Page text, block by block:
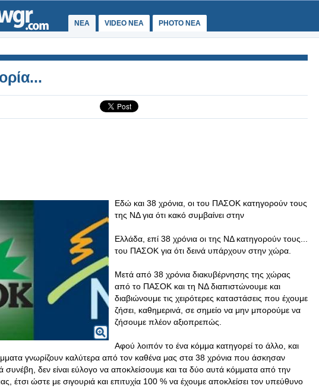
ΝΕΑ VIDEO NEA PHOTO NEA
Εδώ και 38 χρόνια, οι του ΠΑΣΟΚ κατηγορούν τους
της ΝΔ για ότι κακό συμβαίνει στην
Ελλάδα, επί 38 χρόνια οι της ΝΔ κατηγορούν τους...
του ΠΑΣΟΚ για ότι δεινά υπάρχουν στην χώρα.
Μετά από 38 χρόνια διακυβέρνησης της χώρας
από το ΠΑΣΟΚ και τη ΝΔ διαπιστώνουμε και
διαβιώνουμε τις χειρότερες καταστάσεις που έχουμε
ζήσει, καθημερινά, σε σημείο να μην μπορούμε να
ζήσουμε πλέον αξιοπρεπώς.
Αφού λοιπόν το ένα κόμμα κατηγορεί το άλλο, και
γνωρίζουν καλύτερα από τον καθένα μας στα 38 χρόνια που άσκησαν
συνέβη, δεν είναι εύλογο να αποκλείσουμε και τα δύο αυτά κόμματα από την
έτσι ώστε με σιγουριά και επιτυχία 100 % να έχουμε αποκλείσει τον υπεύθυνο